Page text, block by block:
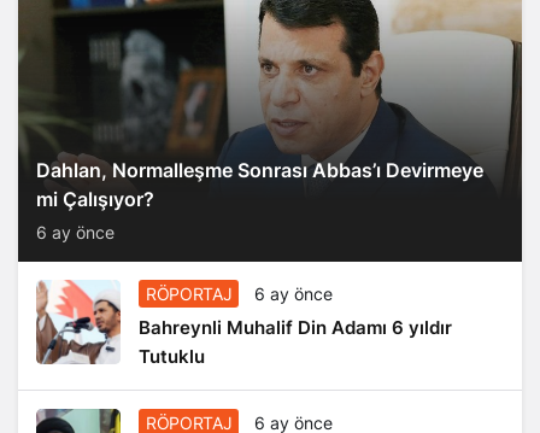
Dahlan, Normalleşme Sonrası Abbas’ı Devirmeye
mi Çalışıyor?
6 ay önce
RÖPORTAJ 6 ay önce
Bahreynli Muhalif Din Adamı 6 yıldır
Tutuklu
RÖPORTAJ 6 ay önce